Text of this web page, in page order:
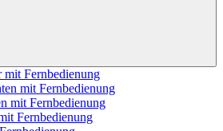
mit Fernbedienung
mit Fernbedienung
mit Fernbedienung
Fernbedienung